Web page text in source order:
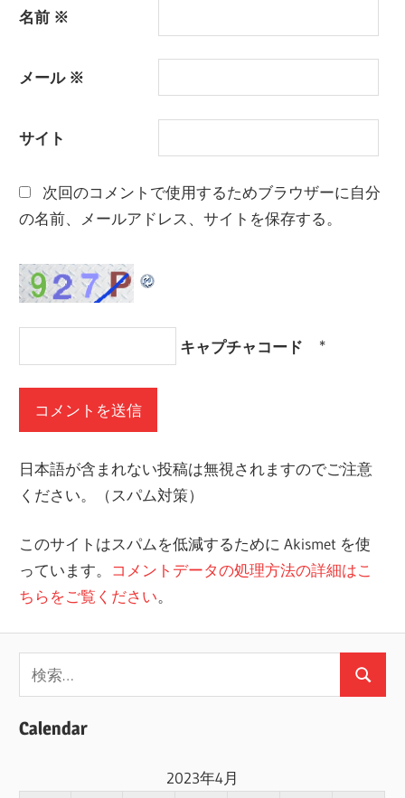
名前 ※
メール ※
サイト
次回のコメントで使用するためブラウザーに自分
の名前、メールアドレス、サイトを保存する。
キャプチャコード *
日本語が含まれない投稿は無視されますのでご注意
ください。（スパム対策）
このサイトはスパムを低減するために Akismet を使
っています。 コメントデータの処理方法の詳細はこ
ちらをご覧ください。
索:
検
Calendar
2023年4月